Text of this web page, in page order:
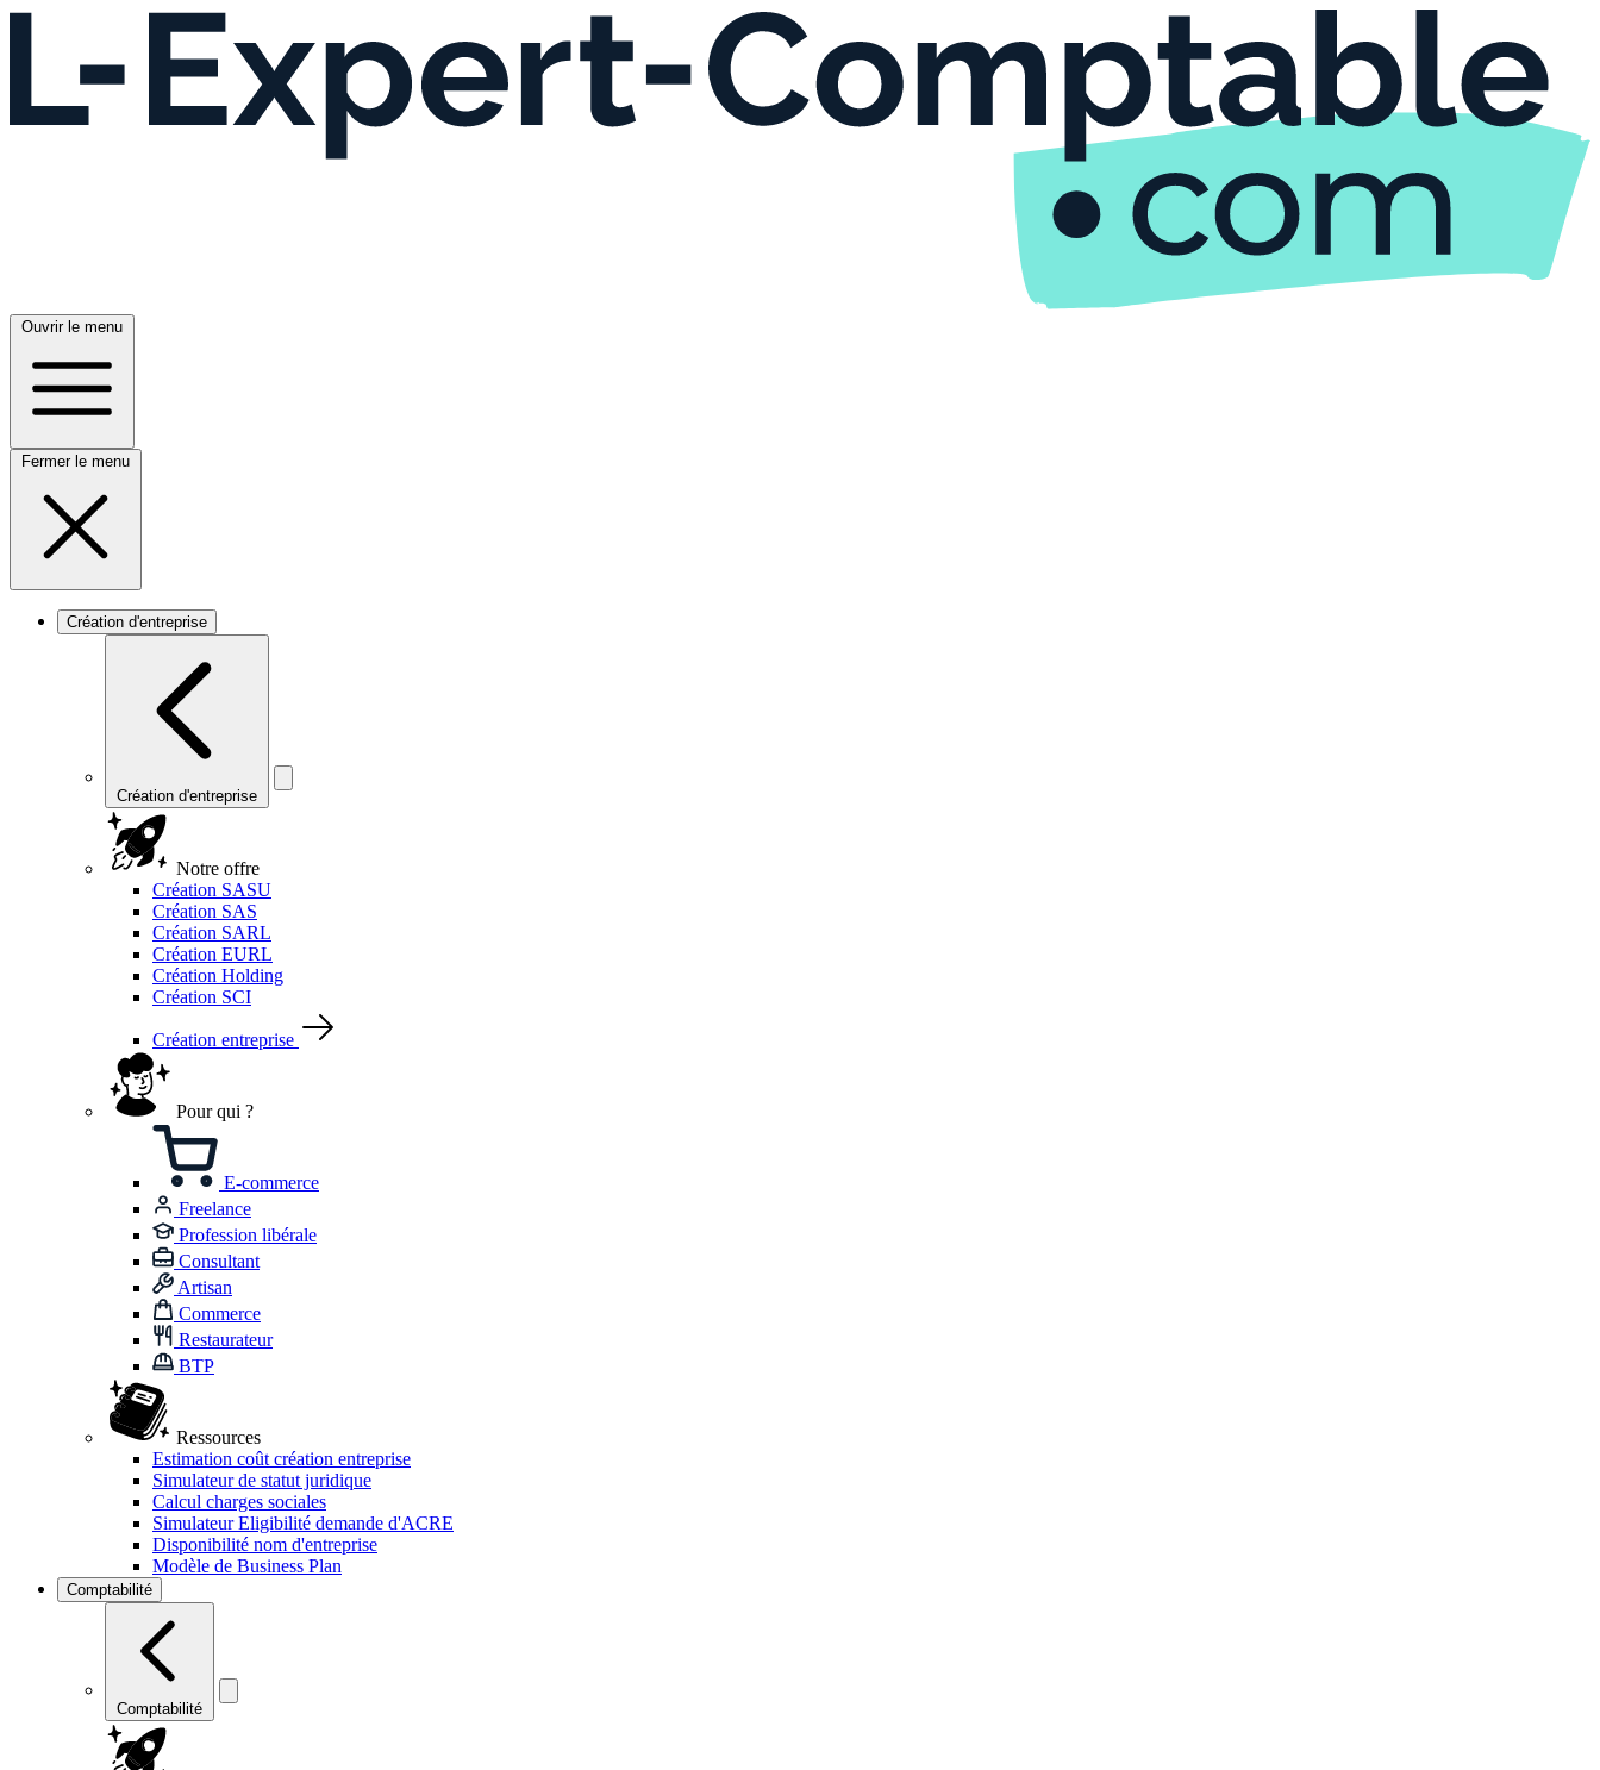
Ouvrir le menu
Fermer le menu
Création d'entreprise
Création d'entreprise
Notre offre
Création SASU
Création SAS
Création SARL
Création EURL
Création Holding
Création SCI
Création entreprise
Pour qui ?
E-commerce
Freelance
Profession libérale
Consultant
Artisan
Commerce
Restaurateur
BTP
Ressources
Estimation coût création entreprise
Simulateur de statut juridique
Calcul charges sociales
Simulateur Eligibilité demande d'ACRE
Disponibilité nom d'entreprise
Modèle de Business Plan
Comptabilité
Comptabilité